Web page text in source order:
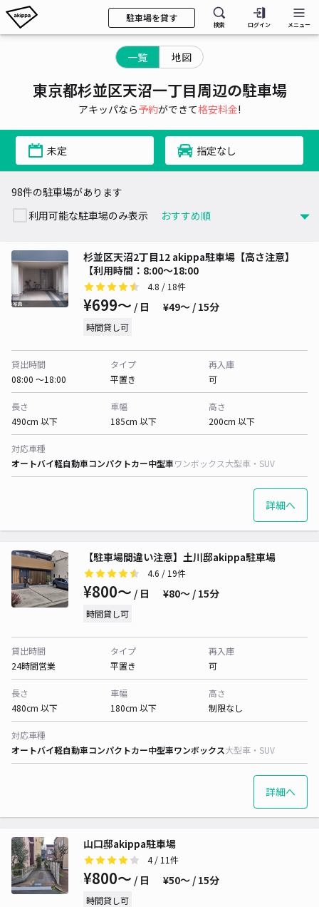
駐車場を貸す
検索 ログイン メニュー
一覧 地図
東京都杉並区天沼一丁目周辺の駐車場
アキッパなら予約ができて格安料金!
未定 指定なし
98件の駐車場があります
利用可能な駐車場のみ表示
杉並区天沼2丁目12 akippa駐車場【高さ注意】
【利用時間：8:00～18:00
4.8 / 18件
¥699〜 / 日 ¥49〜 / 15分
時間貸し可
貸出時間
08:00 〜18:00
タイプ
平置き
再入庫
可
長さ
490cm 以下
車幅
185cm 以下
高さ
200cm 以下
対応車種
オートバイ軽自動車コンパクトカー中型車ワンボックス大型車・SUV
詳細へ
【駐車場間違い注意】土川邸akippa駐車場
4.6 / 19件
¥800〜 / 日 ¥80〜 / 15分
時間貸し可
貸出時間
24時間営業
タイプ
平置き
再入庫
可
長さ
480cm 以下
車幅
180cm 以下
高さ
制限なし
対応車種
オートバイ軽自動車コンパクトカー中型車ワンボックス大型車・SUV
詳細へ
山口邸akippa駐車場
4/ 11件
¥800〜 / 日 ¥50〜 / 15分
時間貸し可